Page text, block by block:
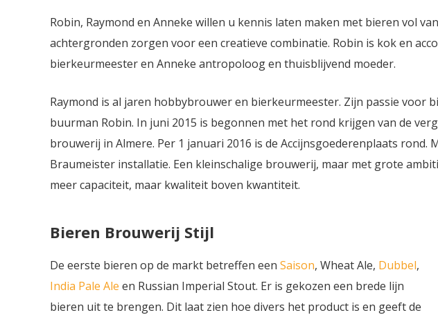
Robin, Raymond en Anneke willen u kennis laten maken met bieren vol
achtergronden zorgen voor een creatieve combinatie. Robin is kok en
bierkeurmeester en Anneke antropoloog en thuisblijvend moeder.
Raymond is al jaren hobbybrouwer en bierkeurmeester. Zijn passie voor
buurman Robin. In juni 2015 is begonnen met het rond krijgen van de
brouwerij in Almere. Per 1 januari 2016 is de Accijnsgoederenplaats
Braumeister installatie. Een kleinschalige brouwerij, maar met grote
meer capaciteit, maar kwaliteit boven kwantiteit.
Bieren Brouwerij Stijl
De eerste bieren op de markt betreffen een Saison, Wheat Ale, Dubbel,
India Pale Ale en Russian Imperial Stout. Er is gekozen een brede lijn
bieren uit te brengen. Dit laat zien hoe divers het product is en geeft de